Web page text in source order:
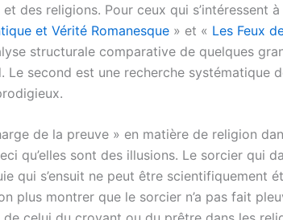
des religions. Pour ceux qui s’intéressent
et Vérité Romanesque » et « Les Feux
structurale comparative de quelques
second est une recherche systématique
de la preuve » en matière de religion
qu’elles sont des illusions. Le sorcier qui
qui s’ensuit ne peut être scientifiquement
plus montrer que le sorcier n’a pas fait